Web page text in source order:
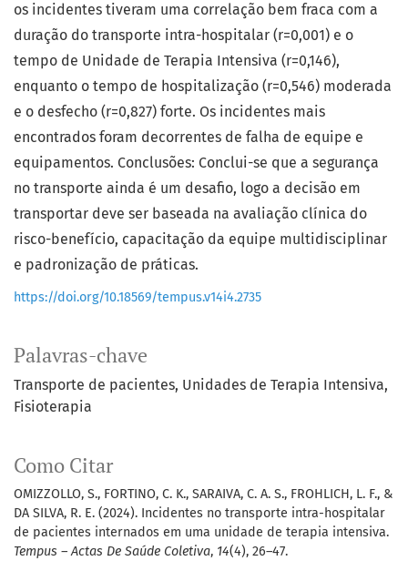
Palavras-chave
Transporte de pacientes Unidades de Terapia Intensiva
Fisioterapia
Como Citar
OMIZZOLLO, S., FORTINO, C. K., SARAIVA, C. A. S., FROHLICH, L. F., &
DA SILVA, R. E. (2024). Incidentes no transporte intra-hospitalar
de pacientes internados em uma unidade de terapia intensiva.
Tempus – Actas De Saúde Coletiva, 14(4), 26–47.
os incidentes tiveram uma correlação bem fraca com a
duração do transporte intra-hospitalar (r=0,001) e o
tempo de Unidade de Terapia Intensiva (r=0,146),
enquanto o tempo de hospitalização (r=0,546) moderada
e o desfecho (r=0,827) forte. Os incidentes mais
encontrados foram decorrentes de falha de equipe e
equipamentos. Conclusões: Conclui-se que a segurança
no transporte ainda é um desafio, logo a decisão em
transportar deve ser baseada na avaliação clínica do
risco-benefício, capacitação da equipe multidisciplinar
e padronização de práticas.
https://doi.org/10.18569/tempus.v14i4.2735